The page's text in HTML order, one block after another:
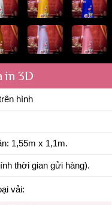
in 3D
hình
1,55m x 1,1m.
thời gian gửi hàng).
vải: